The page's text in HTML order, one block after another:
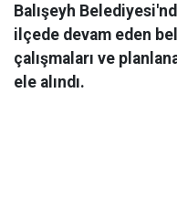
Balışeyh
ilçede devam eden
çalışmaları ve
ele alındı.